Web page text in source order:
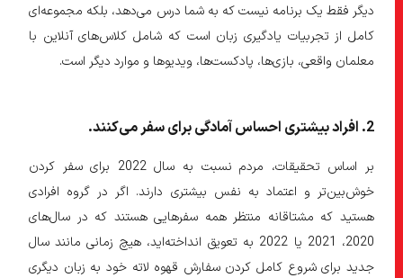
دیگر فقط یک برنامه نیست که به شما درس می‌دهد، بلکه مجموعه‌ای
کامل از تجربیات یادگیری زبان است که شامل کلاس‌های آنلاین با
معلمان واقعی، بازی‌ها، پادکست‌ها، ویدیوها و موارد دیگر است.
. افراد بیشتری احساس آمادگی برای سفر میکنند.
بر اساس تحقیقات، مردم نسبت به سال 2022 برای سفر کردن
خوش‌بین‌تر و اعتماد به نفس بیشتری دارند. اگر در گروه افرادی
هستید که مشتاقانه منتظر همه سفرهایی هستند که در سال‌های
2020، 2021 یا 2022 به تعویق انداخته‌اید، هیچ زمانی مانند سال
جدید برای شروع کامل کردن سفارش قهوه لاته خود به زبان دیگری